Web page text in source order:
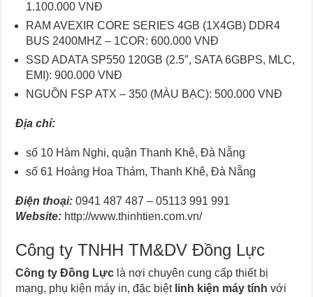
1.100.000 VNĐ
RAM AVEXIR CORE SERIES 4GB (1X4GB) DDR4
BUS 2400MHZ – 1COR: 600.000 VNĐ
SSD ADATA SP550 120GB (2.5″, SATA 6GBPS, MLC,
EMI): 900.000 VNĐ
NGUỒN FSP ATX – 350 (MÀU BẠC): 500.000 VNĐ
Địa chỉ:
số 10 Hàm Nghi, quận Thanh Khê, Đà Nẵng
số 61 Hoàng Hoa Thám, Thanh Khê, Đà Nẵng
Điện thoại:0941 487 487 – 05113 991 991
Website: http://www.thinhtien.com.vn/
Công ty TNHH TM&DV Đồng Lực
Công ty Đồng Lực là nơi chuyên cung cấp thiết bị
mạng, phụ kiện máy in, đặc biệt linh kiện máy tính với